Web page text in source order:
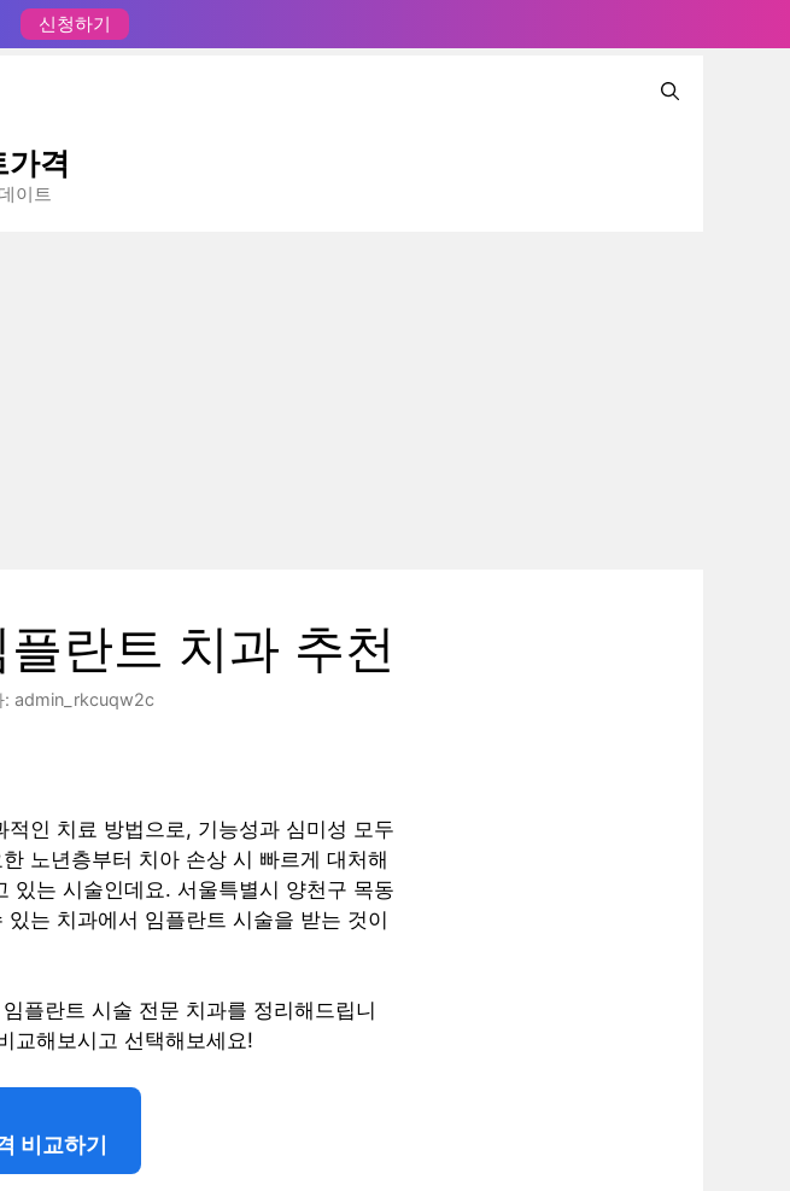
신청하기
가격
이트
란트 치과 추천
: admin_rkcuqw2c
인 치료 방법으로, 기능성과 심미성 모두
노년층부터 치아 손상 시 빠르게 대처해
있는 시술인데요. 서울특별시 양천구 목동
는 치과에서 임플란트 시술을 받는 것이
플란트 시술 전문 치과를 정리해드립니
교해보시고 선택해보세요!
비교하기